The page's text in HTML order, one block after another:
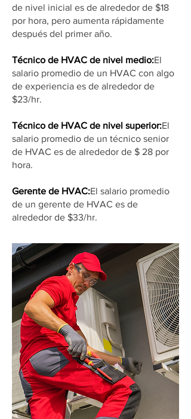
de nivel inicial es de alrededor de $18
por hora, pero aumenta rápidamente
después del primer año.
Técnico de HVAC de nivel medio:El
salario promedio de un HVAC con algo
de experiencia es de alrededor de
$23/hr.
Técnico de HVAC de nivel superior:El
salario promedio de un técnico senior
de HVAC es de alrededor de $ 28 por
hora.
Gerente de HVAC:El salario promedio
de un gerente de HVAC es de
alrededor de $33/hr.